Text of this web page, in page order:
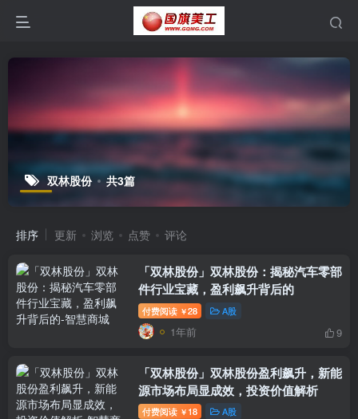
双林股份 共3篇
排序 更新 浏览 点赞 评论
「双林股份」双林股份：揭秘汽车零部
件行业宝藏，盈利飙升背后的
付费阅读 ￥28 A股
1年前 9
「双林股份」双林股份盈利飙升，新能
源市场布局显成效，投资价值解析
付费阅读 ￥ 18 A股